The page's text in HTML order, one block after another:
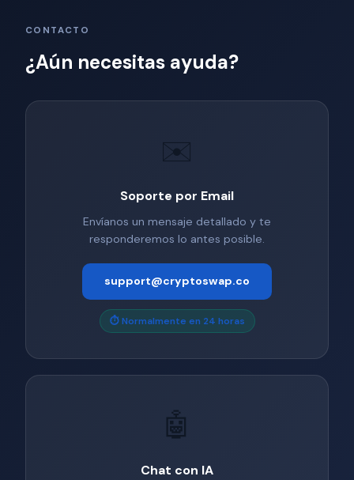
CONTACTO
¿Aún necesitas ayuda?
✉️
Soporte por Email
Envíanos un mensaje detallado y te
responderemos lo antes posible.
support@cryptoswap.co
⏱ Normalmente en 24 horas
🤖
Chat con IA